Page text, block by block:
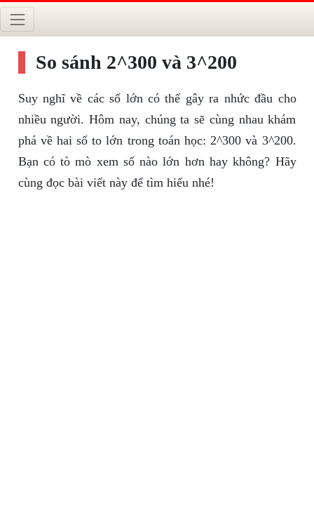
So sánh 2^300 và 3^200
Suy nghĩ về các số lớn có thể gây ra nhức đầu cho
nhiều người. Hôm nay, chúng ta sẽ cùng nhau khám
phá về hai số to lớn trong toán học: 2^300 và 3^200.
Bạn có tò mò xem số nào lớn hơn hay không? Hãy
cùng đọc bài viết này để tìm hiểu nhé!